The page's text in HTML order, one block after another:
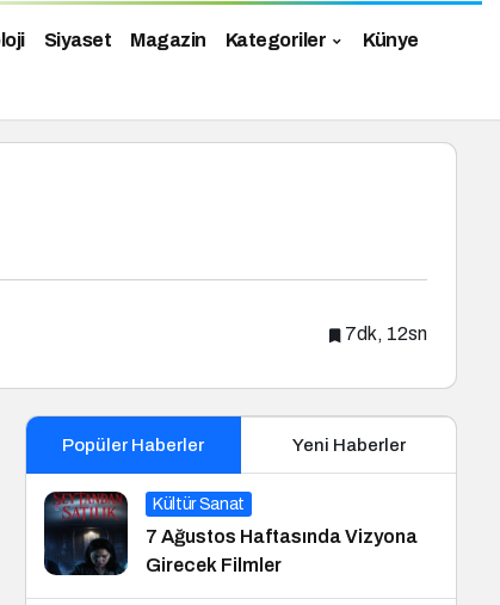
Siyaset Magazin Kategoriler Künye
7dk, 12sn
Popüler Haberler Yeni Haberler
Kültür Sanat
7 Ağustos Haftasında Vizyona
Girecek Filmler